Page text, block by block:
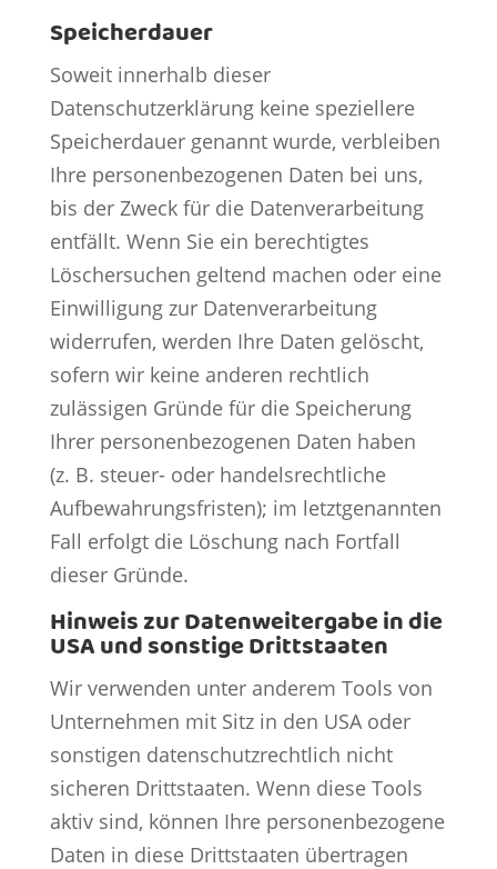
Speicherdauer
Soweit innerhalb dieser
Datenschutzerklärung keine speziellere
Speicherdauer genannt wurde, verbleiben
Ihre personenbezogenen Daten bei uns,
bis der Zweck für die Datenverarbeitung
entfällt. Wenn Sie ein berechtigtes
Löschersuchen geltend machen oder eine
Einwilligung zur Datenverarbeitung
widerrufen, werden Ihre Daten gelöscht,
sofern wir keine anderen rechtlich
zulässigen Gründe für die Speicherung
Ihrer personenbezogenen Daten haben
(z. B. steuer- oder handelsrechtliche
Aufbewahrungsfristen); im letztgenannten
Fall erfolgt die Löschung nach Fortfall
dieser Gründe.
Hinweis zur Datenweitergabe in die
USA und sonstige Drittstaaten
Wir verwenden unter anderem Tools von
Unternehmen mit Sitz in den USA oder
sonstigen datenschutzrechtlich nicht
sicheren Drittstaaten. Wenn diese Tools
aktiv sind, können Ihre personenbezogene
Daten in diese Drittstaaten übertragen